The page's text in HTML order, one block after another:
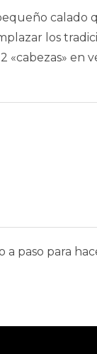
los
«cabezas»
paso para